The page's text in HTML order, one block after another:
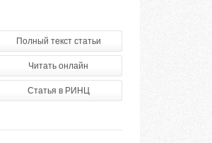
Полный текст статьи
Читать онлайн
Статья в РИНЦ